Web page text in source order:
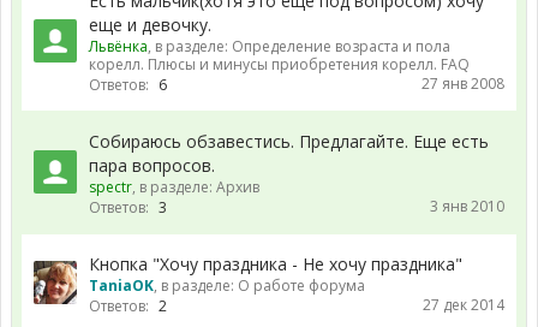
еще и девочку.
Львёнка, в разделе: Определение возраста и пола
корелл. Плюсы и минусы приобретения корелл. FAQ
Ответов: 6 27 янв 2008
Собираюсь обзавестись. Предлагайте. Еще есть
пара вопросов.
spectr, в разделе: Архив
Ответов: 3 3 янв 2010
Кнопка "Хочу праздника - Не хочу праздника"
TaniaOK, в разделе: О работе форума
Ответов: 2 27 дек 2014